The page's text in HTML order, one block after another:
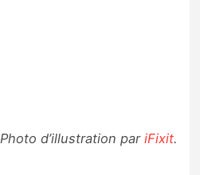
Photo d’illustration par iFixit.